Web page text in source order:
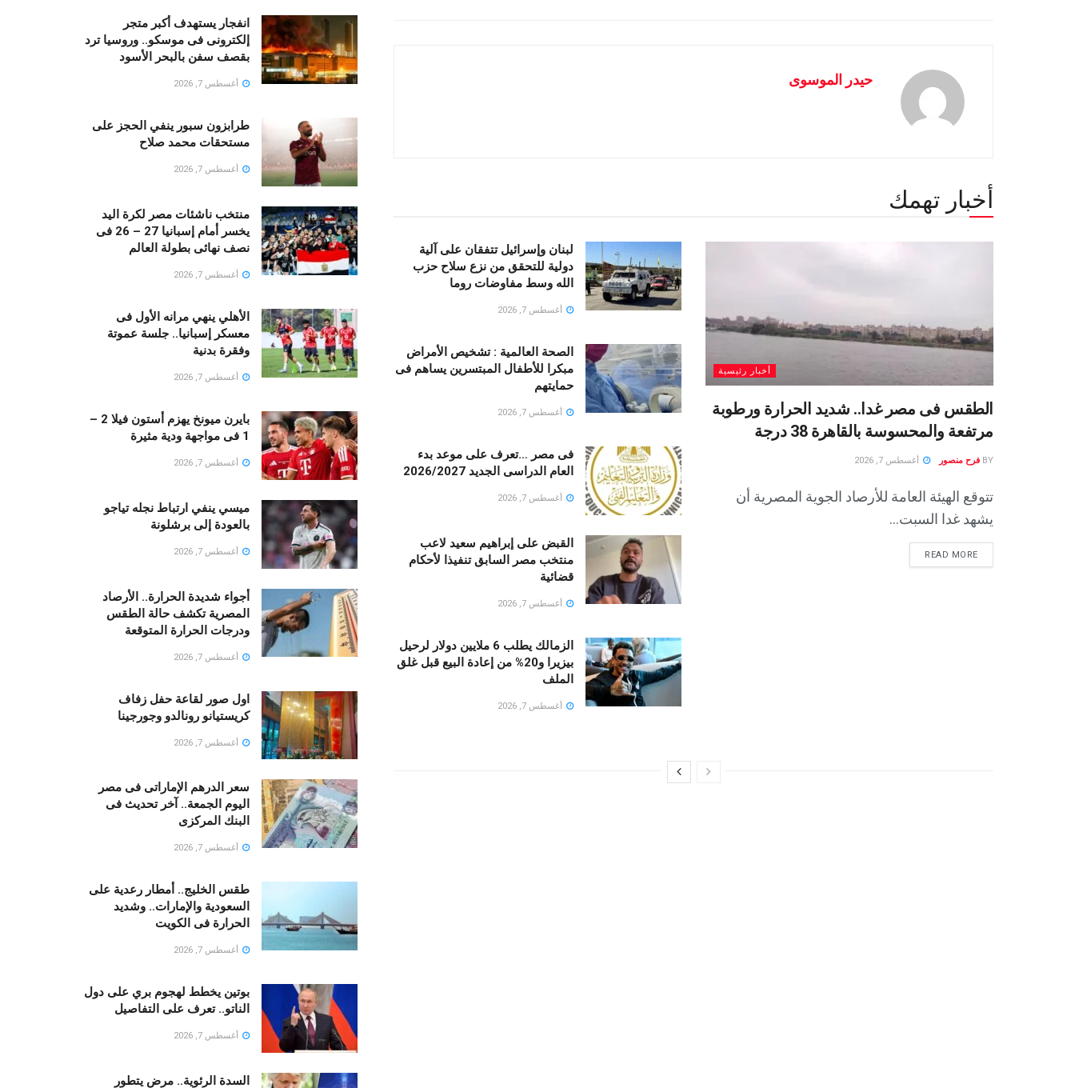
حيدر الموسوى
أخبار تهمك
أخبار رئيسية
الطقس فى مصر غدا.. شديد الحرارة ورطوبة
مرتفعة والمحسوسة بالقاهرة 38 درجة
BY فرح منصور أغسطس 7, 2026
تتوقع الهيئة العامة للأرصاد الجوية المصرية أن
يشهد غدا السبت...
READ MORE
لبنان وإسرائيل تتفقان على آلية
دولية للتحقق من نزع سلاح حزب
الله وسط مفاوضات روما
أغسطس 7, 2026
الصحة العالمية : تشخيص الأمراض
مبكرا للأطفال المبتسرين يساهم فى
حمايتهم
أغسطس 7, 2026
فى مصر …تعرف على موعد بدء
العام الدراسى الجديد 2026/2027
أغسطس 7, 2026
القبض على إبراهيم سعيد لاعب
منتخب مصر السابق تنفيذا لأحكام
قضائية
أغسطس 7, 2026
الزمالك يطلب 6 ملايين دولار لرحيل
بيزيرا و20% من إعادة البيع قبل غلق
الملف
أغسطس 7, 2026
انفجار يستهدف أكبر متجر
إلكترونى فى موسكو.. وروسيا ترد
بقصف سفن بالبحر الأسود
أغسطس 7, 2026
طرابزون سبور ينفي الحجز على
مستحقات محمد صلاح
أغسطس 7, 2026
منتخب ناشئات مصر لكرة اليد
يخسر أمام إسبانيا 27 – 26 فى
نصف نهائى بطولة العالم
أغسطس 7, 2026
الأهلي ينهي مرانه الأول فى
معسكر إسبانيا.. جلسة عموتة
وفقرة بدنية
أغسطس 7, 2026
بايرن ميونخ يهزم أستون فيلا 2 –
1 فى مواجهة ودية مثيرة
أغسطس 7, 2026
ميسي ينفي ارتباط نجله تياجو
بالعودة إلى برشلونة
أغسطس 7, 2026
أجواء شديدة الحرارة.. الأرصاد
المصرية تكشف حالة الطقس
ودرجات الحرارة المتوقعة
أغسطس 7, 2026
اول صور لقاعة حفل زفاف
كريستيانو رونالدو وجورجينا
أغسطس 7, 2026
سعر الدرهم الإماراتى فى مصر
اليوم الجمعة.. آخر تحديث فى
البنك المركزى
أغسطس 7, 2026
طقس الخليج.. أمطار رعدية على
السعودية والإمارات.. وشديد
الحرارة فى الكويت
أغسطس 7, 2026
بوتين يخطط لهجوم بري على دول
الناتو.. تعرف على التفاصيل
أغسطس 7, 2026
السدة الرئوية.. مرض يتطور